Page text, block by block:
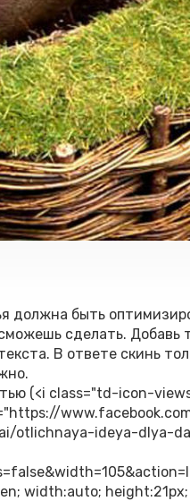
должна быть
сделать. Добавь
В ответе скинь
(<i class="td-icon-
otlichnaya-ideya-dlya-
width:auto;